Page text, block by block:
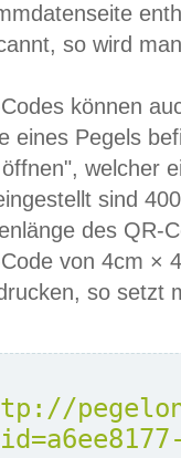
so wird
können
eines Pegels
welcher
sind
des QR-
von 4cm ×
so setzt